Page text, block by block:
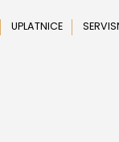
UPLATNICE